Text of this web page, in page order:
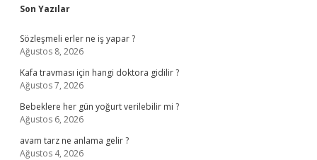
Sidebar
Son Yazılar
Sözleşmeli erler ne iş yapar ?
Ağustos 8, 2026
Kafa travması için hangi doktora gidilir ?
Ağustos 7, 2026
Bebeklere her gün yoğurt verilebilir mi ?
Ağustos 6, 2026
avam tarz ne anlama gelir ?
Ağustos 4, 2026